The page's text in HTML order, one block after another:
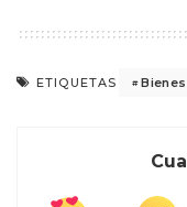
ETIQUETAS